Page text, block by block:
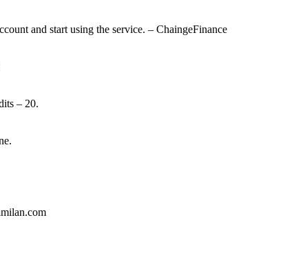
and start using the service. – ChaingeFinance
– 20.